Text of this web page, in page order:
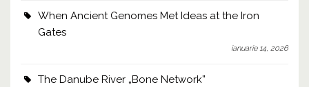
When Ancient Genomes Met Ideas at the Iron
Gates
ianuarie 14, 2026
The Danube River „Bone Network”